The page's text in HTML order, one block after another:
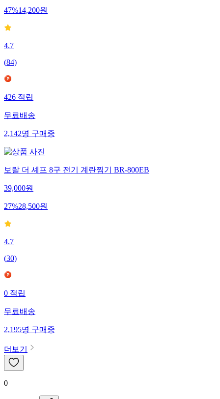
47%14,200원
4.7
(84)
426적립
무료배송
2,142명구매중
보랄 더 셰프 8구 전기 계란찜기 BR-800EB
39,000원
27%28,500원
4.7
(30)
0적립
무료배송
2,195명구매중
더보기
0